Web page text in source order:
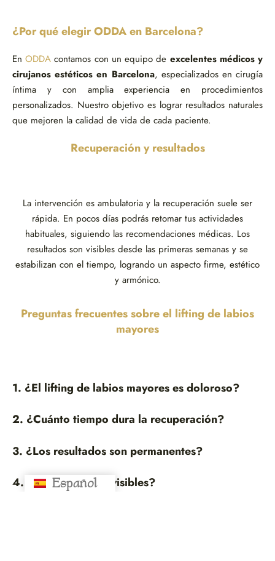
¿Por qué elegir ODDA en Barcelona?
EnODDA contamos con un equipo de excelentes médicos y
cirujanos estéticos en Barcelona, especializados en cirugía
íntima y con amplia experiencia en procedimientos
personalizados. Nuestro objetivo es lograr resultados naturales
que mejoren la calidad de vida de cada paciente.
Recuperación y resultados
La intervención es ambulatoria y la recuperación suele ser
rápida. En pocos días podrás retomar tus actividades
habituales, siguiendo las recomendaciones médicas. Los
resultados son visibles desde las primeras semanas y se
estabilizan con el tiempo, logrando un aspecto firme, estético
y armónico.
Preguntas frecuentes sobre el lifting de labios
mayores
1. ¿El lifting de labios mayores es doloroso?
2. ¿Cuánto tiempo dura la recuperación?
3. ¿Los resultados son permanentes?
4. ¿Deja cicatrices visibles?
Español
Русский